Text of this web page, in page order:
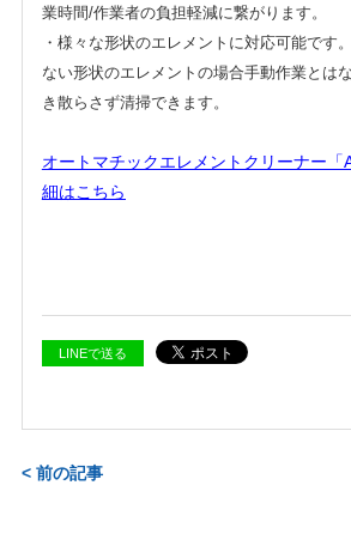
業時間/作業者の負担軽減に繋がります。
・様々な形状のエレメントに対応可能です
ない形状のエレメントの場合手動作業とは
き散らさず清掃できます。
オートマチックエレメントクリーナー「
細はこちら
LINEで送る
< 前の記事